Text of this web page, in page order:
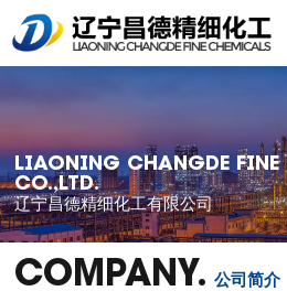
LIAONING CHANGDE FINE
CO.,LTD.
辽宁昌德精细化工有限公司
COMPANY. 公司简介